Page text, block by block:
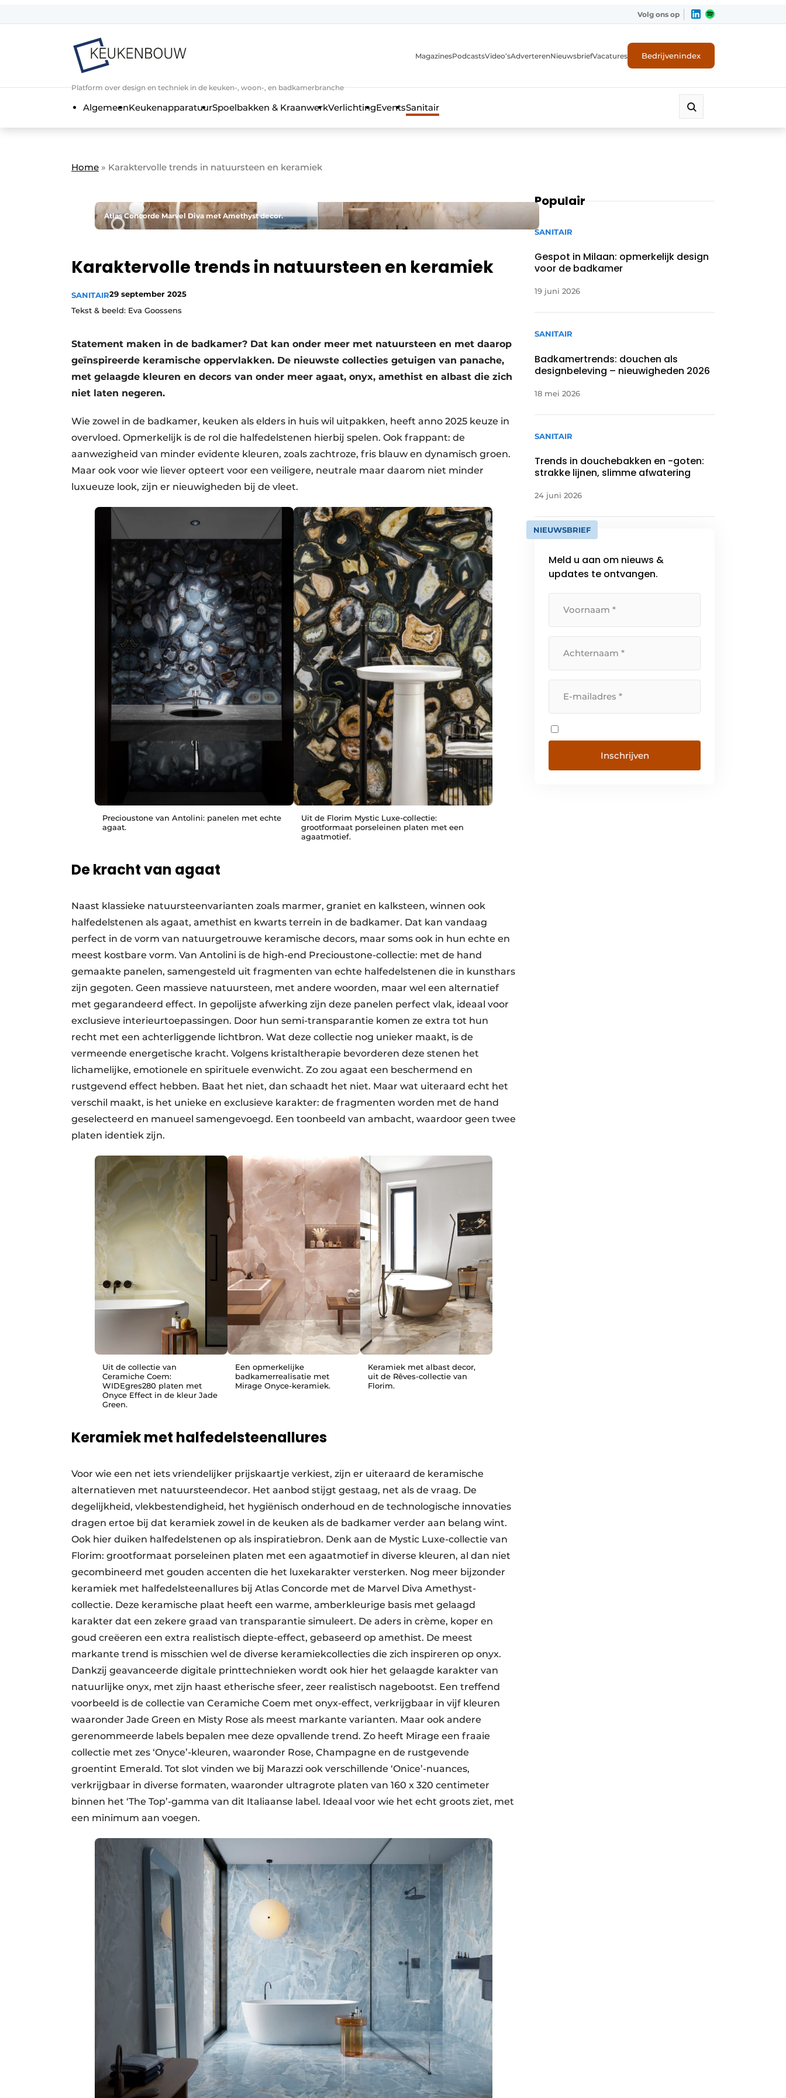
Algemene voorwaarden
Nieuwsbrief
Vacature aanmelden
Video’s
Volg ons op
Platform over design en techniek in de keuken-, woon-, en badkamerbranche
MagazinesPodcastsVideo’sAdverterenNieuwsbriefVacatures Bedrijvenindex
AlgemeenKeukenapparatuurSpoelbakken & KraanwerkVerlichtingEventsSanitair
Home » Karaktervolle trends in natuursteen en keramiek
Atlas Concorde Marvel Diva met Amethyst decor.
Karaktervolle trends in natuursteen en keramiek
SANITAIR29 september 2025
Tekst & beeld: Eva Goossens
Statement maken in de badkamer? Dat kan onder meer met natuursteen en met daarop
geïnspireerde keramische oppervlakken. De nieuwste collecties getuigen van panache,
met gelaagde kleuren en decors van onder meer agaat, onyx, amethist en albast die zich
niet laten negeren.
Wie zowel in de badkamer, keuken als elders in huis wil uitpakken, heeft anno 2025 keuze in
overvloed. Opmerkelijk is de rol die halfedelstenen hierbij spelen. Ook frappant: de
aanwezigheid van minder evidente kleuren, zoals zachtroze, fris blauw en dynamisch groen.
Maar ook voor wie liever opteert voor een veiligere, neutrale maar daarom niet minder
luxueuze look, zijn er nieuwigheden bij de vleet.
Precioustone van Antolini: panelen met echte
agaat.
Uit de Florim Mystic Luxe-collectie:
grootformaat porseleinen platen met een
agaatmotief.
De kracht van agaat
Naast klassieke natuursteenvarianten zoals marmer, graniet en kalksteen, winnen ook
halfedelstenen als agaat, amethist en kwarts terrein in de badkamer. Dat kan vandaag
perfect in de vorm van natuurgetrouwe keramische decors, maar soms ook in hun echte en
meest kostbare vorm. Van Antolini is de high-end Precioustone-collectie: met de hand
gemaakte panelen, samengesteld uit fragmenten van echte halfedelstenen die in kunsthars
zijn gegoten. Geen massieve natuursteen, met andere woorden, maar wel een alternatief
met gegarandeerd effect. In gepolijste afwerking zijn deze panelen perfect vlak, ideaal voor
exclusieve interieurtoepassingen. Door hun semi-transparantie komen ze extra tot hun
recht met een achterliggende lichtbron. Wat deze collectie nog unieker maakt, is de
vermeende energetische kracht. Volgens kristaltherapie bevorderen deze stenen het
lichamelijke, emotionele en spirituele evenwicht. Zo zou agaat een beschermend en
rustgevend effect hebben. Baat het niet, dan schaadt het niet. Maar wat uiteraard echt het
verschil maakt, is het unieke en exclusieve karakter: de fragmenten worden met de hand
geselecteerd en manueel samengevoegd. Een toonbeeld van ambacht, waardoor geen twee
platen identiek zijn.
Uit de collectie van
Ceramiche Coem:
WIDEgres280 platen met
Onyce Effect in de kleur Jade
Green.
Een opmerkelijke
badkamerrealisatie met
Mirage Onyce-keramiek.
Keramiek met albast decor,
uit de Rêves-collectie van
Florim.
Keramiek met halfedelsteenallures
Voor wie een net iets vriendelijker prijskaartje verkiest, zijn er uiteraard de keramische
alternatieven met natuursteendecor. Het aanbod stijgt gestaag, net als de vraag. De
degelijkheid, vlekbestendigheid, het hygiënisch onderhoud en de technologische innovaties
dragen ertoe bij dat keramiek zowel in de keuken als de badkamer verder aan belang wint.
Ook hier duiken halfedelstenen op als inspiratiebron. Denk aan de Mystic Luxe-collectie van
Florim: grootformaat porseleinen platen met een agaatmotief in diverse kleuren, al dan niet
gecombineerd met gouden accenten die het luxekarakter versterken. Nog meer bijzonder
keramiek met halfedelsteenallures bij Atlas Concorde met de Marvel Diva Amethyst-
collectie. Deze keramische plaat heeft een warme, amberkleurige basis met gelaagd
karakter dat een zekere graad van transparantie simuleert. De aders in crème, koper en
goud creëeren een extra realistisch diepte-effect, gebaseerd op amethist. De meest
markante trend is misschien wel de diverse keramiekcollecties die zich inspireren op onyx.
Dankzij geavanceerde digitale printtechnieken wordt ook hier het gelaagde karakter van
natuurlijke onyx, met zijn haast etherische sfeer, zeer realistisch nagebootst. Een treffend
voorbeeld is de collectie van Ceramiche Coem met onyx-effect, verkrijgbaar in vijf kleuren
waaronder Jade Green en Misty Rose als meest markante varianten. Maar ook andere
gerenommeerde labels bepalen mee deze opvallende trend. Zo heeft Mirage een fraaie
collectie met zes ‘Onyce’-kleuren, waaronder Rose, Champagne en de rustgevende
groentint Emerald. Tot slot vinden we bij Marazzi ook verschillende ‘Onice’-nuances,
verkrijgbaar in diverse formaten, waaronder ultragrote platen van 160 x 320 centimeter
binnen het ‘The Top’-gamma van dit Italiaanse label. Ideaal voor wie het echt groots ziet, met
een minimum aan voegen.
Populair
SANITAIR
Gespot in Milaan: opmerkelijk design
voor de badkamer
19 juni 2026
SANITAIR
Badkamertrends: douchen als
designbeleving – nieuwigheden 2026
18 mei 2026
SANITAIR
Trends in douchebakken en -goten:
strakke lijnen, slimme afwatering
24 juni 2026
NIEUWSBRIEF
Meld u aan om nieuws &
updates te ontvangen.